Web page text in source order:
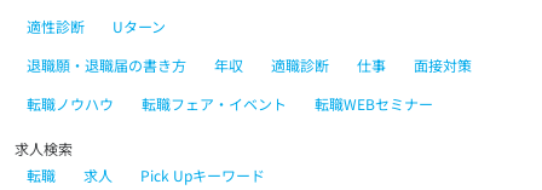
適性診断
Uターン
退職願・退職届の書き方
年収 適職診断 仕事
面接対策
転職ノウハウ
転職フェア・イベント 転職WEBセミナー
求人検索
転職
求人 Pick Upキーワード